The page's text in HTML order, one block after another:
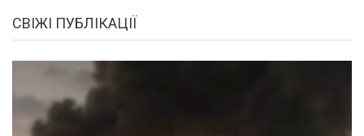
СВІЖІ ПУБЛІКАЦІЇ